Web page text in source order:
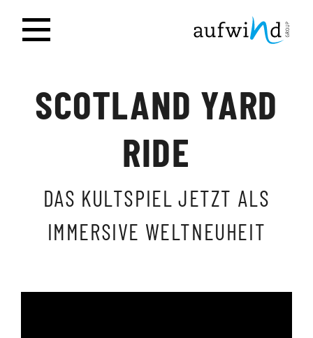
SCOTLAND YARD
RIDE
DAS KULTSPIEL JETZT ALS
IMMERSIVE WELTNEUHEIT